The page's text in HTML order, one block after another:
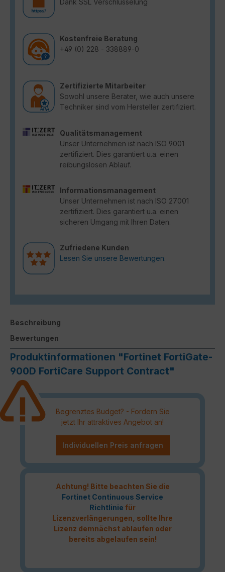
Dank SSL Verschlüsselung
Kostenfreie Beratung
+49 (0) 228 - 338889-0
Zertifizierte Mitarbeiter
Sowohl unsere Berater, wie auch unsere
Techniker sind vom Hersteller zertifiziert.
Qualitätsmanagement
Unser Unternehmen ist nach ISO 9001
zertifiziert. Dies garantiert u.a. einen
reibungslosen Ablauf.
Informationsmanagement
Unser Unternehmen ist nach ISO 27001
zertifiziert. Dies garantiert u.a. einen
sicheren Umgang mit Ihren Daten.
Zufriedene Kunden
Lesen Sie unsere Bewertungen.
Beschreibung
Bewertungen
Produktinformationen "Fortinet FortiGate-
900D FortiCare Support Contract"
Begrenztes Budget? - Fordern Sie
jetzt Ihr attraktives Angebot an!
Individuellen Preis anfragen
Achtung! Bitte beachten Sie die
Fortinet Continuous Service
Richtlinie für
Lizenzverlängerungen, sollte Ihre
Lizenz demnächst ablaufen oder
bereits abgelaufen sein!